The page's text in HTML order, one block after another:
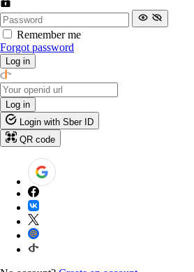
Remember me
Forgot password
Log in
Log in
Login with Sber ID
QR code